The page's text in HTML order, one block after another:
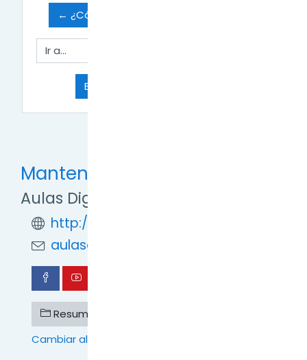
← ¿Cómo agregar una foto de perfil?
Ir a...
Editar los datos de perfil. →
Mantente en contacto
Aulas Digitales TDF
http://formaciondigital.tdf.gob.ar/
aulasdigitales.tdf@gmail.com
Resumen de retención de datos
Cambiar al tema estándar